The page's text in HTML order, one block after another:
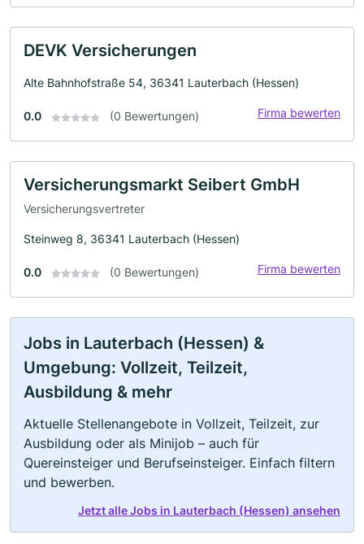
DEVK Versicherungen
Alte Bahnhofstraße 54, 36341 Lauterbach (Hessen)
0.0 (0 Bewertungen) Firma bewerten
Versicherungsmarkt Seibert GmbH
Versicherungsvertreter
Steinweg 8, 36341 Lauterbach (Hessen)
0.0 (0 Bewertungen) Firma bewerten
Jobs in Lauterbach (Hessen) &
Umgebung: Vollzeit, Teilzeit,
Ausbildung & mehr
Aktuelle Stellenangebote in Vollzeit, Teilzeit, zur
Ausbildung oder als Minijob – auch für
Quereinsteiger und Berufseinsteiger. Einfach filtern
und bewerben.
Jetzt alle Jobs in Lauterbach (Hessen) ansehen